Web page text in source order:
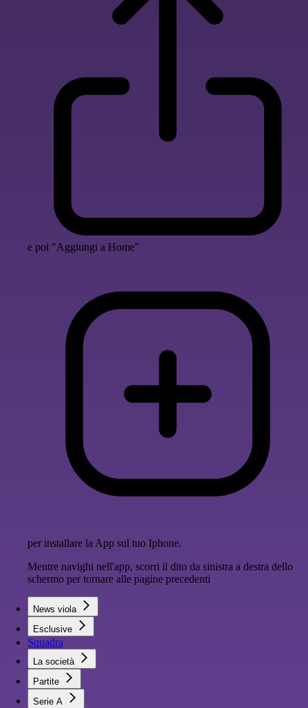
e poi "Aggiungi a Home"
per installare la App sul tuo Iphone.
Mentre navighi nell'app, scorri il dito da sinistra a destra dello
schermo per tornare alle pagine precedenti
News viola
Esclusive
Squadra
La società
Partite
Serie A